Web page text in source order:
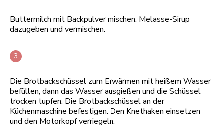
Buttermilch mit Backpulver mischen. Melasse-Sirup
dazugeben und vermischen.
Die Brotbackschüssel zum Erwärmen mit heißem Wasser
befüllen, dann das Wasser ausgießen und die Schüssel
trocken tupfen. Die Brotbackschüssel an der
Küchenmaschine befestigen. Den Knethaken einsetzen
und den Motorkopf verriegeln.